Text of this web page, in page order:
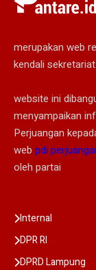
merupakan web
kendali
website ini
menyampaikan
Perjuangan
web pdi
oleh partai
Internal
DPR RI
DPRD Lampung